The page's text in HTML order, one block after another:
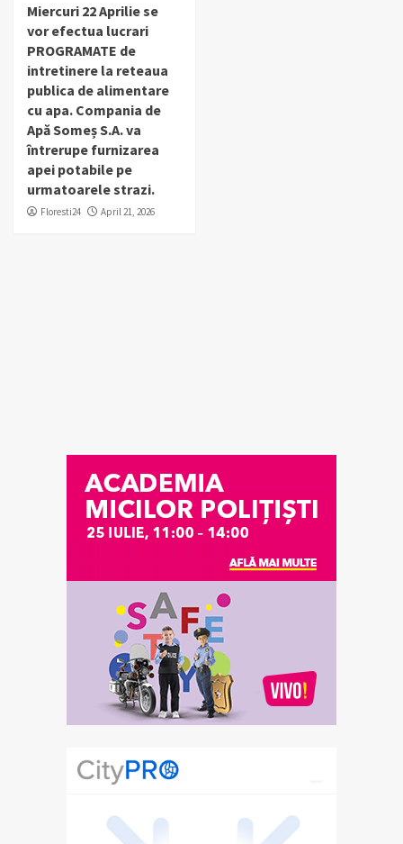
Miercuri 22 Aprilie se
vor efectua lucrari
PROGRAMATE de
intretinere la reteaua
publica de alimentare
cu apa. Compania de
Apă Someș S.A. va
întrerupe furnizarea
apei potabile pe
urmatoarele strazi.
Floresti24 April 21, 2026